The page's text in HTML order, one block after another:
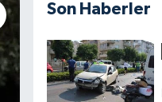
Son Haberler